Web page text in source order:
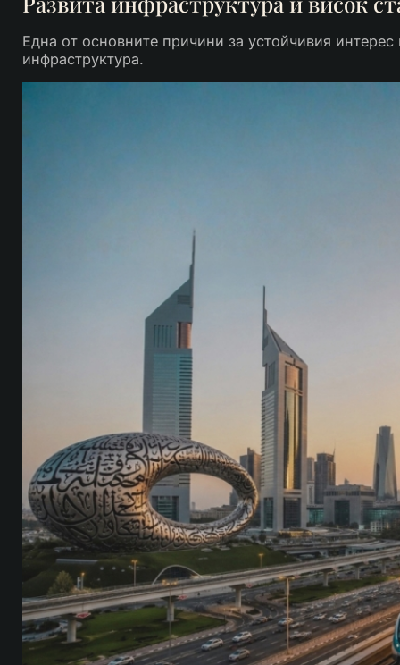
Една от основните причини за устойчивия
инфраструктура.